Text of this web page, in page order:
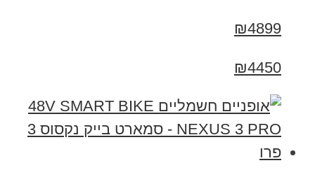
₪4899
₪4450